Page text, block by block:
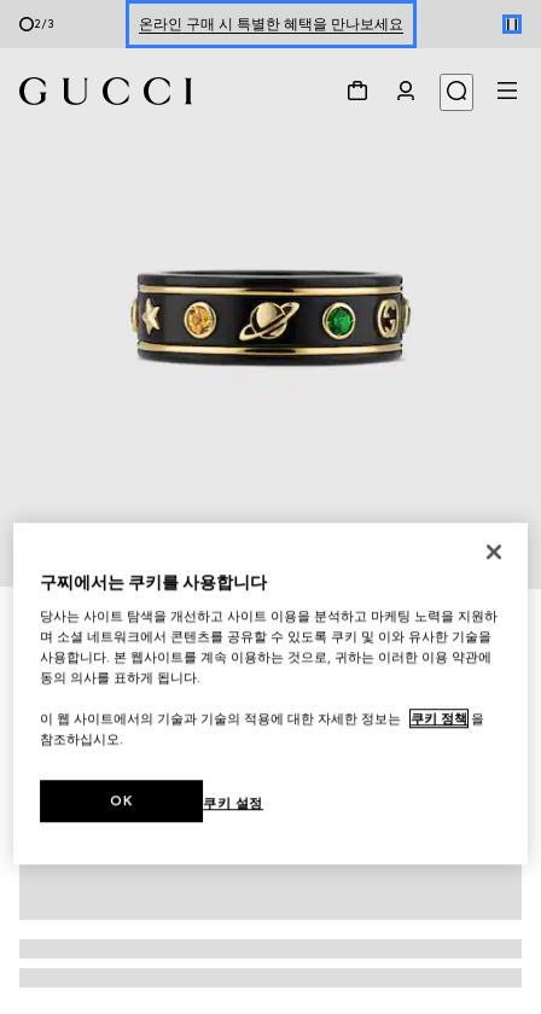
2/3 온라인 구매 시 특별한 혜택을 만나보세요
5
보석이 장식된 아이콘 18K 반지
₩1,710,000
다른 스타일18k 옐로우 골드/블랙
구찌에서는 쿠키를 사용합니다
당사는 사이트 탐색을 개선하고 사이트 이용을 분석하고 마케팅 노력을 지원하
며 소셜 네트워크에서 콘텐츠를 공유할 수 있도록 쿠키 및 이와 유사한 기술을
사용합니다. 본 웹사이트를 계속 이용하는 것으로, 귀하는 이러한 이용 약관에
동의 의사를 표하게 됩니다.
이 웹 사이트에서의 기술과 기술의 적용에 대한 자세한 정보는 쿠키 정책 을
참조하십시오.
쿠키 설정
OK